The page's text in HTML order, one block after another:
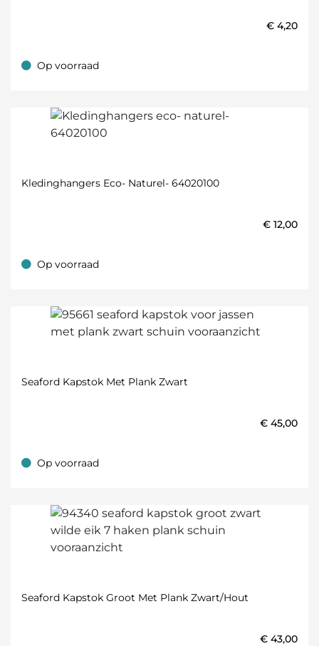
€ 4,20
Op voorraad
Op voorraad
Kledinghangers Eco- Naturel- 64020100
€ 12,00
Op voorraad
Op voorraad
Seaford Kapstok Met Plank Zwart
€ 45,00
Op voorraad
Op voorraad
Seaford Kapstok Groot Met Plank Zwart/hout
€ 43,00